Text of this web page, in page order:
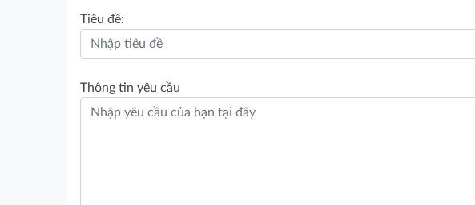
Tiêu đề:
Thông tin yêu cầu